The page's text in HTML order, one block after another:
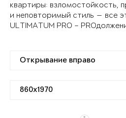
квартиры: взломостойкость,
и неповторимый стиль — все
ULTIMATUM PRO –